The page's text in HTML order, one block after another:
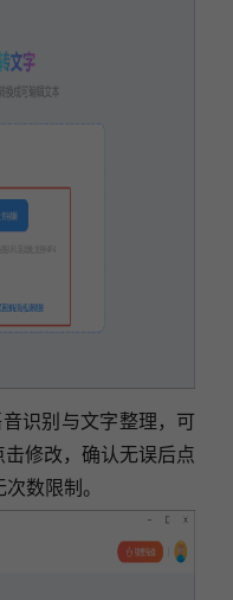
识别与文字整理，可
修改，确认无误后点
数限制。